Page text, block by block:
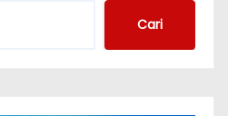
Cari